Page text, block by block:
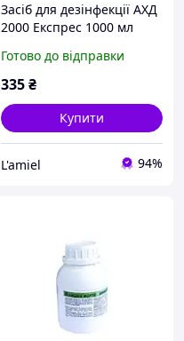
Засіб для дезінфекції АХД
2000 Експрес 1000 мл
Готово до відправки
335₴
Купити
L'amiel 94%